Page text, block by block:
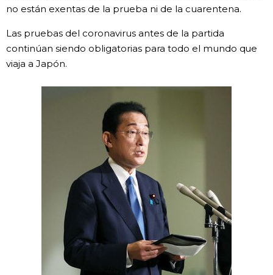
Tokio
no están exentas de la prueba ni de la cuarentena.
Las pruebas del coronavirus antes de la partida
continúan siendo obligatorias para todo el mundo que
viaja a Japón.